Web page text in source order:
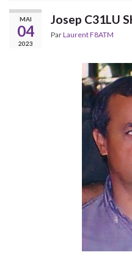
MAI
04
2023
Josep C31LU
ParLaurent F8ATM